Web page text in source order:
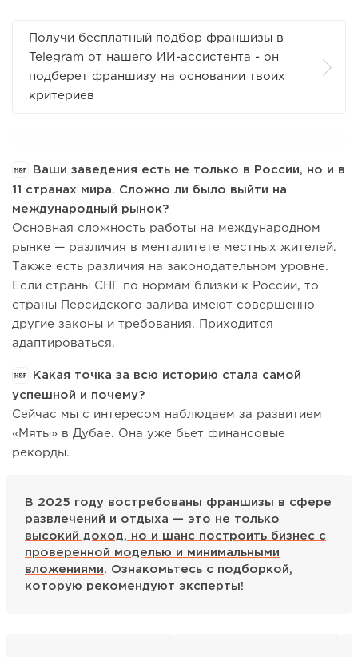
Получи бесплатный подбор франшизы в
Telegram от нашего ИИ-ассистента - он
подберет франшизу на основании твоих
критериев
Ваши заведения есть не только в России, но и в
11 странах мира. Сложно ли было выйти на
международный рынок?
Основная сложность работы на международном
рынке — различия в менталитете местных жителей.
Также есть различия на законодательном уровне.
Если страны СНГ по нормам близки к России, то
страны Персидского залива имеют совершенно
другие законы и требования. Приходится
адаптироваться.
Какая точка за всю историю стала самой
успешной и почему?
Сейчас мы с интересом наблюдаем за развитием
«Мяты» в Дубае. Она уже бьет финансовые
рекорды.
В 2025 году востребованы франшизы в сфере
развлечений и отдыха — это не только
высокий доход, но и шанс построить бизнес с
проверенной моделью и минимальными
вложениями. Ознакомьтесь с подборкой,
которую рекомендуют эксперты!